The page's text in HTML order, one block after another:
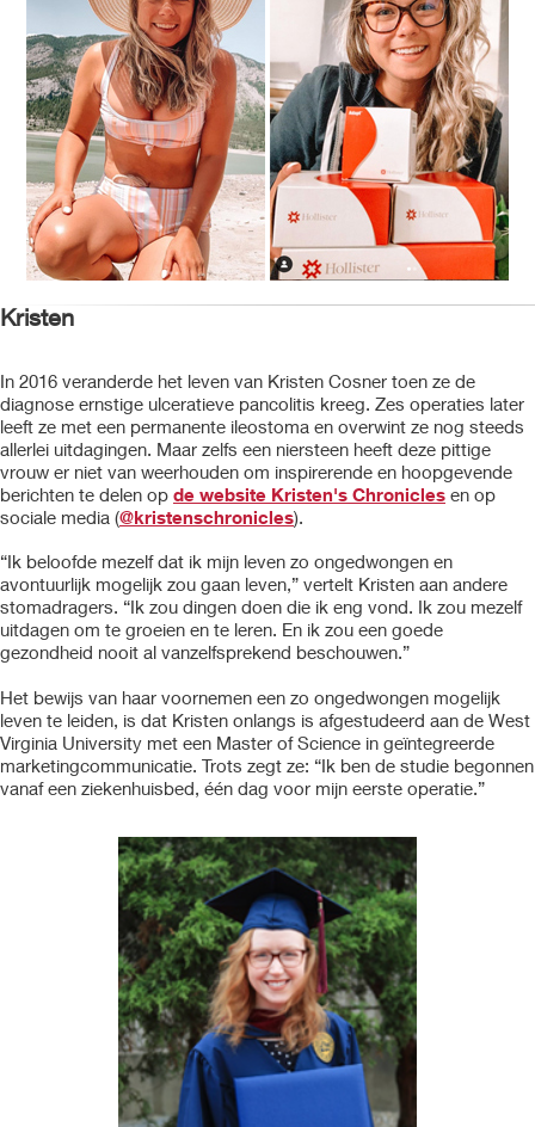
Kristen
In 2016 veranderde het leven van Kristen Cosner toen ze de
diagnose ernstige ulceratieve pancolitis kreeg. Zes operaties later
leeft ze met een permanente ileostoma en overwint ze nog steeds
allerlei uitdagingen. Maar zelfs een niersteen heeft deze pittige
vrouw er niet van weerhouden om inspirerende en hoopgevende
berichten te delen op de website Kristen's Chronicles en op
sociale media (@kristenschronicles).
“Ik beloofde mezelf dat ik mijn leven zo ongedwongen en
avontuurlijk mogelijk zou gaan leven,” vertelt Kristen aan andere
stomadragers. “Ik zou dingen doen die ik eng vond. Ik zou mezelf
uitdagen om te groeien en te leren. En ik zou een goede
gezondheid nooit al vanzelfsprekend beschouwen.”
Het bewijs van haar voornemen een zo ongedwongen mogelijk
leven te leiden, is dat Kristen onlangs is afgestudeerd aan de West
Virginia University met een Master of Science in geïntegreerde
marketingcommunicatie. Trots zegt ze: “Ik ben de studie begonnen
vanaf een ziekenhuisbed, één dag voor mijn eerste operatie.”